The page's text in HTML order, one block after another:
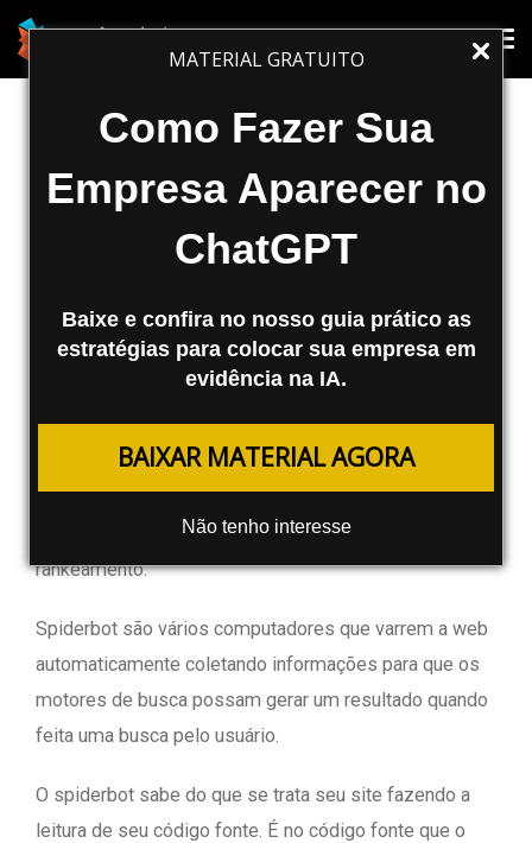
MATERIAL GRATUITO
Como Fazer Sua
Empresa Aparecer no
ChatGPT
Baixe e confira no nosso guia prático as
estratégias para colocar sua empresa em
evidência na IA.
BAIXAR MATERIAL AGORA
Não tenho interesse
SEO
Olá leitores da Agência Mestre. Hoje vou
dar uma dica para aqueles que escrevem
prejudicar de certa maneira...
Agência Mestre
Olá leitores daAgência Mestre. Hoje vou dar uma dica
para aqueles que escrevem seucódigo fontede
qualquer jeito podendo prejudicar de certa maneira seu
rankeamento.
Spiderbot são vários computadores que varrem a web
automaticamente coletando informações para que os
motores de busca possam gerar um resultado quando
feita uma busca pelo usuário.
O spiderbot sabe do que se trata seu site fazendo a
leitura de seu código fonte. É no código fonte que o